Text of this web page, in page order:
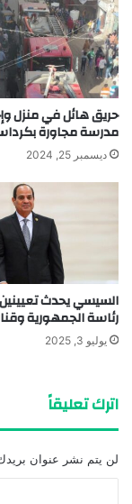
حريق هائل في منزل
مدرسة مجاورة
ديسمبر 25, 2024
السيسي يحدث
رئاسة الجمهورية
يوليو 3, 2025
اترك تعليقاً
لن يتم نشر عنوان بريدك